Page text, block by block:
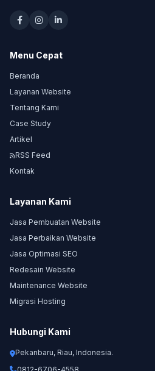
Menu Cepat
Beranda
Layanan Website
Tentang Kami
Case Study
Artikel
RSS Feed
Kontak
Layanan Kami
Jasa Pembuatan Website
Jasa Perbaikan Website
Jasa Optimasi SEO
Redesain Website
Maintenance Website
Migrasi Hosting
Hubungi Kami
Pekanbaru, Riau, Indonesia.